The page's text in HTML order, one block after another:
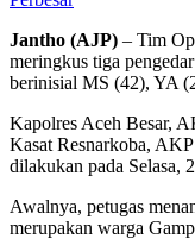
Jantho (AJP) – Tim
meringkus tiga
berinisial MS (42), YA
Kapolres Aceh Besar,
Kasat Resnarkoba,
dilakukan pada Selasa,
Awalnya, petugas
merupakan warga